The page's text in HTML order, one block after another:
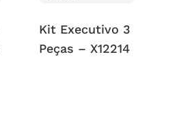
Kit Executivo 3
Peças – X12214